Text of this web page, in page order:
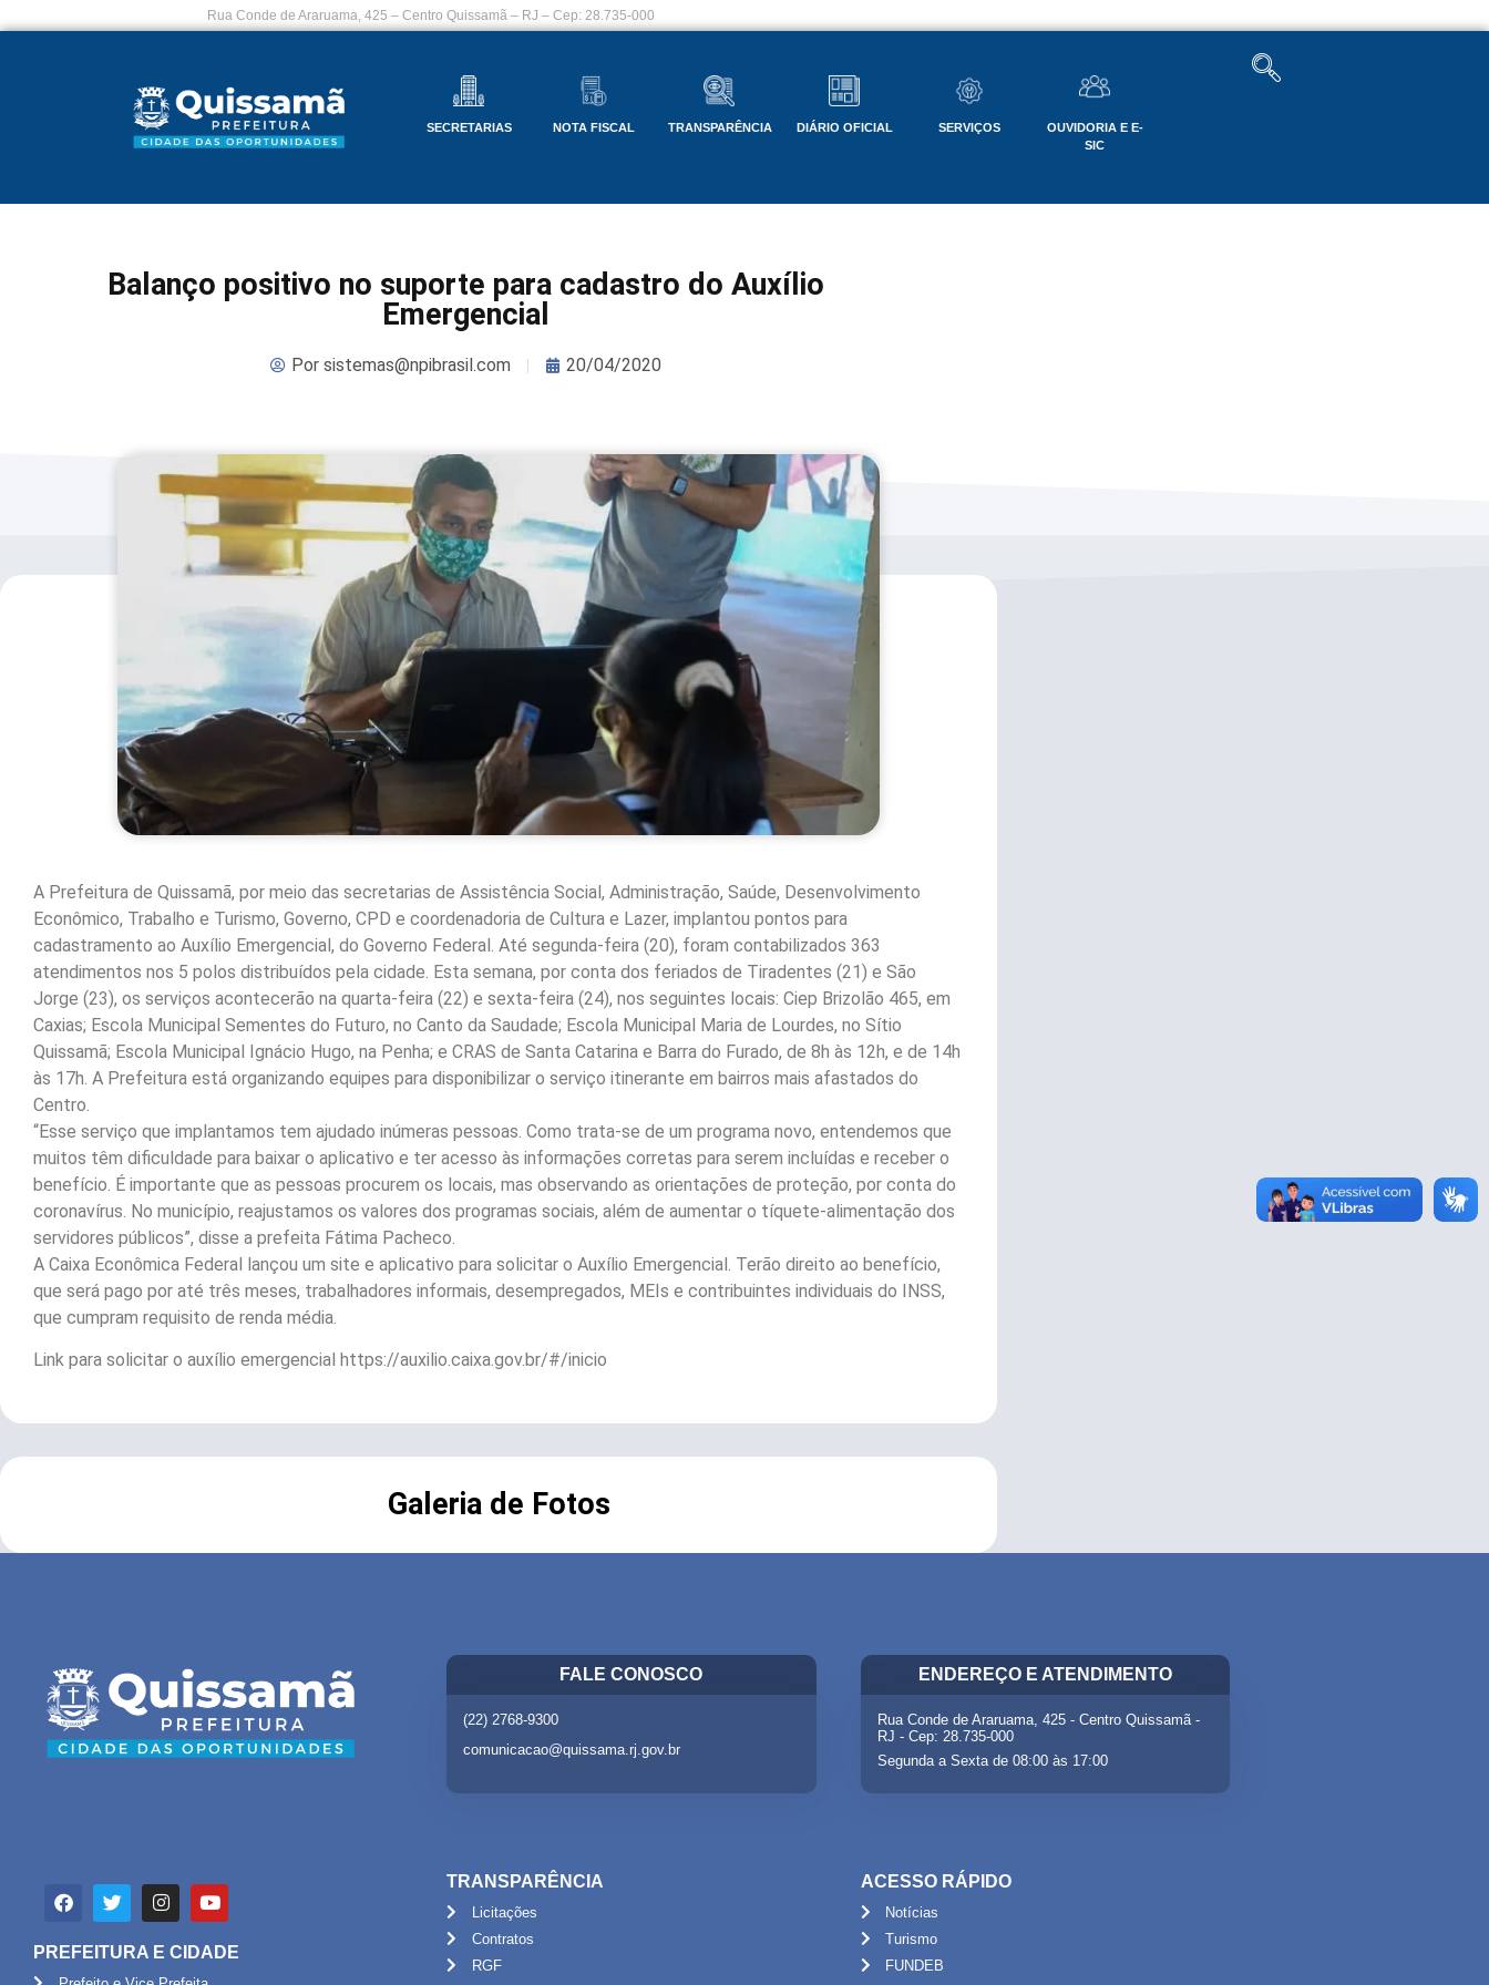
Rua Conde de Araruama, 425 – Centro Quissamã – RJ – Cep: 28.735-000
SECRETARIAS NOTA FISCAL TRANSPARÊNCIA DIÁRIO OFICIAL SERVIÇOS
OUVIDORIA E E-
SIC
Balanço positivo no suporte para cadastro do Auxílio
Emergencial
Porsistemas@npibrasil.com 20/04/2020
A Prefeitura de Quissamã, por meio das secretarias de Assistência Social, Administração, Saúde, Desenvolvimento
Econômico, Trabalho e Turismo, Governo, CPD e coordenadoria de Cultura e Lazer, implantou pontos para
cadastramento ao Auxílio Emergencial, do Governo Federal. Até segunda-feira (20), foram contabilizados 363
atendimentos nos 5 polos distribuídos pela cidade. Esta semana, por conta dos feriados de Tiradentes (21) e São
Jorge (23), os serviços acontecerão na quarta-feira (22) e sexta-feira (24), nos seguintes locais: Ciep Brizolão 465, em
Caxias; Escola Municipal Sementes do Futuro, no Canto da Saudade; Escola Municipal Maria de Lourdes, no Sítio
Quissamã; Escola Municipal Ignácio Hugo, na Penha; e CRAS de Santa Catarina e Barra do Furado, de 8h às 12h, e de 14h
às 17h. A Prefeitura está organizando equipes para disponibilizar o serviço itinerante em bairros mais afastados do
Centro.
“Esse serviço que implantamos tem ajudado inúmeras pessoas. Como trata-se de um programa novo, entendemos que
muitos têm dificuldade para baixar o aplicativo e ter acesso às informações corretas para serem incluídas e receber o
benefício. É importante que as pessoas procurem os locais, mas observando as orientações de proteção, por conta do
coronavírus. No município, reajustamos os valores dos programas sociais, além de aumentar o tíquete-alimentação dos
servidores públicos”, disse a prefeita Fátima Pacheco.
A Caixa Econômica Federal lançou um site e aplicativo para solicitar o Auxílio Emergencial. Terão direito ao benefício,
que será pago por até três meses, trabalhadores informais, desempregados, MEIs e contribuintes individuais do INSS,
que cumpram requisito de renda média.
Link para solicitar o auxílio emergencial https://auxilio.caixa.gov.br/#/inicio
Galeria de Fotos
FALE CONOSCO
(22) 2768-9300
comunicacao@quissama.rj.gov.br
ENDEREÇO E ATENDIMENTO
Rua Conde de Araruama, 425 - Centro Quissamã -
RJ - Cep: 28.735-000
Segunda a Sexta de 08:00 às 17:00
PREFEITURA E CIDADE
TRANSPARÊNCIA
Licitações
Contratos
RGF
ACESSO RÁPIDO
Notícias
Turismo
FUNDEB